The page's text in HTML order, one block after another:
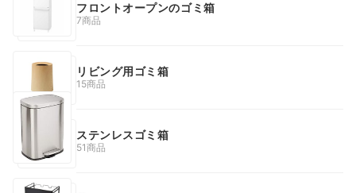
フロントオープンのゴミ箱
7商品
リビング用ゴミ箱
15商品
ステンレスゴミ箱
51商品